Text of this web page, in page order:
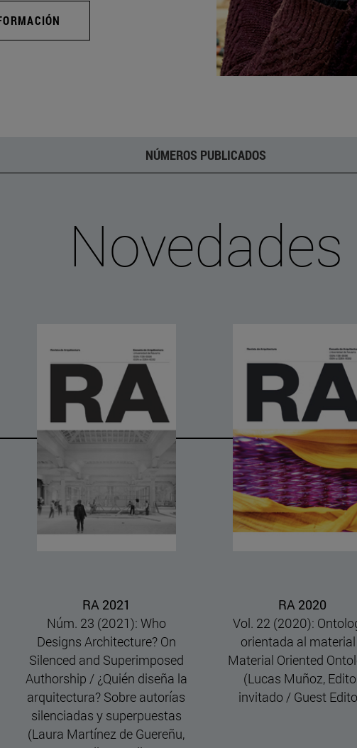
NÚMEROS PUBLICADOS
Novedades
RA 2021
Núm. 23 (2021): Who
Designs Architecture? On
Silenced and Superimposed
Authorship / ¿Quién diseña la
arquitectura? Sobre autorías
silenciadas y superpuestas
(Laura Martínez de Guereñu,
RA 2020
Vol. 22 (2020):
orientada al
Material Oriented
(Lucas Muñoz,
invitado / Guest